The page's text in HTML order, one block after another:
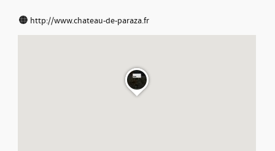
http://www.chateau-de-paraza.fr